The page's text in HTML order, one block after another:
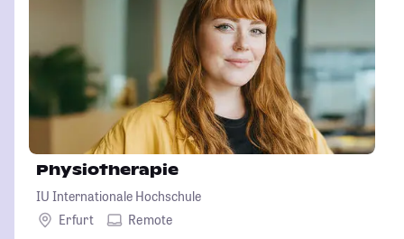
Physiotherapie
IU Internationale Hochschule
Erfurt
Remote